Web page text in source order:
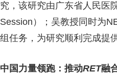
究，该研究由广东省人民医
Session）；吴教授同时为
组任务，为研究顺利完成提
中国力量领跑：推动RET融